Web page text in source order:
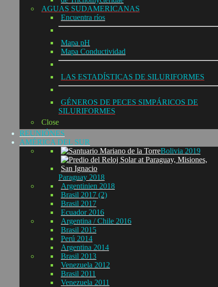
AGUAS SUDAMERICANAS
Encuentra ríos
Mapa pH
Mapa Conductividad
LAS ESTADÍSTICAS DE SILURIFORMES
GÉNEROS DE PECES SIMPÁRICOS DE
SILURIFORMES
Close
REUNIÓNES
AMÉRICA DEL SUR
Bolivia 2019
Paraguay 2018
Argentinien 2018
Brasil 2017 (2)
Brasil 2017
Ecuador 2016
Argentina / Chile 2016
Brasil 2015
Perú 2014
Argentina 2014
Brasil 2013
Venezuela 2012
Brasil 2011
Venezuela 2011